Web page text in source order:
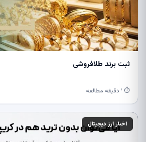
ثبت برند طلافروشی
⏱ ۱ دقیقه مطالعه
اخبار ارز دیجیتال